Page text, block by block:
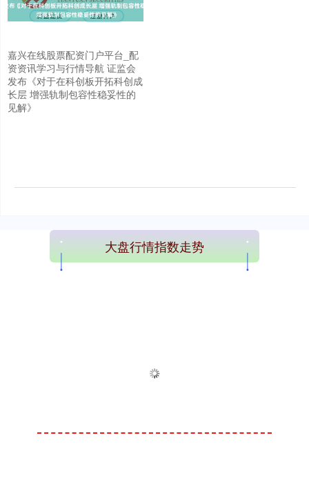
嘉兴在线股票配资门户平台_配
资资讯学习与行情导航 证监会
发布《对于在科创板开拓科创成
长层 增强轨制包容性稳妥性的
见解》
大盘行情指数走势